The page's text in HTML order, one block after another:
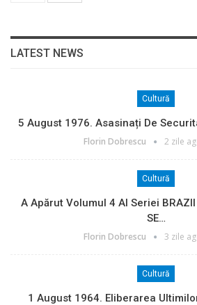
LATEST NEWS
Cultură
5 August 1976. Asasinați De
Florin Dobrescu 2 zile
Cultură
A Apărut Volumul 4 Al Seriei BRAZII
SE…
Florin Dobrescu 3 zile
Cultură
1 August 1964. Eliberarea